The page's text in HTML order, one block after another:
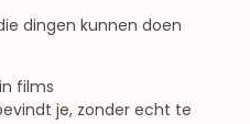
dingen kunnen doen
films
je, zonder echt te